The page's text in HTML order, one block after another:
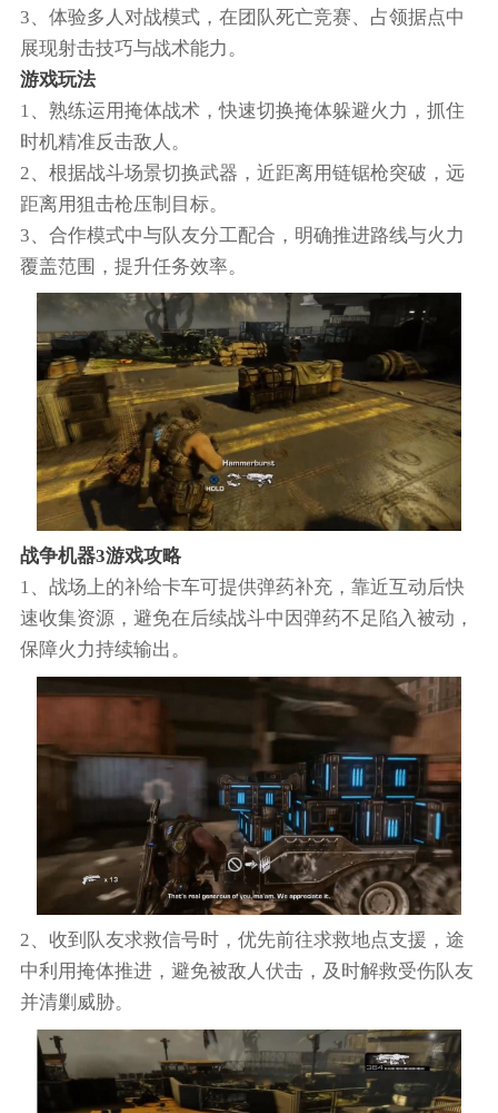
3、体验多人对战模式，在团队死亡竞赛、占领据点中
展现射击技巧与战术能力。
游戏玩法
1、熟练运用掩体战术，快速切换掩体躲避火力，抓住
时机精准反击敌人。
2、根据战斗场景切换武器，近距离用链锯枪突破，远
距离用狙击枪压制目标。
3、合作模式中与队友分工配合，明确推进路线与火力
覆盖范围，提升任务效率。
战争机器3游戏攻略
1、战场上的补给卡车可提供弹药补充，靠近互动后快
速收集资源，避免在后续战斗中因弹药不足陷入被动，
保障火力持续输出。
2、收到队友求救信号时，优先前往求救地点支援，途
中利用掩体推进，避免被敌人伏击，及时解救受伤队友
并清剿威胁。